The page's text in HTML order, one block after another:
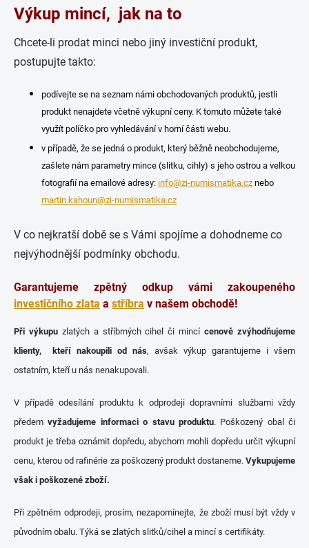
Výkup mincí, jak na to
Chcete-li prodat minci nebo jiný investiční produkt,
postupujte takto:
podívejte se na seznam námi obchodovaných produktů, jestli
produkt nenajdete včetně výkupní ceny. K tomuto můžete také
využít políčko pro vyhledávání v horní části webu.
v případě, že se jedná o produkt, který běžně neobchodujeme,
zašlete nám parametry mince (slitku, cihly) s jeho ostrou a velkou
fotografií na emailové adresy: info@zi-numismatika.cz nebo
martin.kahoun@zi-numismatika.cz
V co nejkratší době se s Vámi spojíme a dohodneme co
nejvýhodnější podmínky obchodu.
Garantujeme zpětný odkup vámi zakoupeného
investičního zlata a stříbra v našem obchodě!
Při výkupu zlatých a stříbrných cihel či mincícenově zvýhodňujeme
klienty, kteří nakoupili od nás, avšak výkup garantujeme i všem
ostatním, kteří u nás nenakupovali.
V případě odesílání produktu k odprodeji dopravními službami vždy
předemvyžadujeme informaci o stavu produktu. Poškozený obal či
produkt je třeba oznámit dopředu, abychom mohli dopředu určit výkupní
cenu, kterou od rafinérie za poškozený produkt dostaneme. Vykupujeme
však i poškozené zboží.
Při zpětném odprodeji, prosím, nezapomínejte, že zboží musí být vždy v
původním obalu. Týká se zlatých slitků/cihel a mincí s certifikáty.